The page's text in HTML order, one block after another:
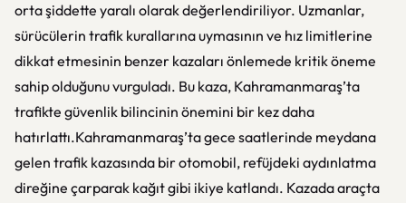
orta şiddette yaralı olarak değerlendiriliyor. Uzmanlar,
sürücülerin trafik kurallarına uymasının ve hız limitlerine
dikkat etmesinin benzer kazaları önlemede kritik öneme
sahip olduğunu vurguladı. Bu kaza, Kahramanmaraş’ta
trafikte güvenlik bilincinin önemini bir kez daha
hatırlattı.Kahramanmaraş’ta gece saatlerinde meydana
gelen trafik kazasında bir otomobil, refüjdeki aydınlatma
direğine çarparak kağıt gibi ikiye katlandı. Kazada araçta